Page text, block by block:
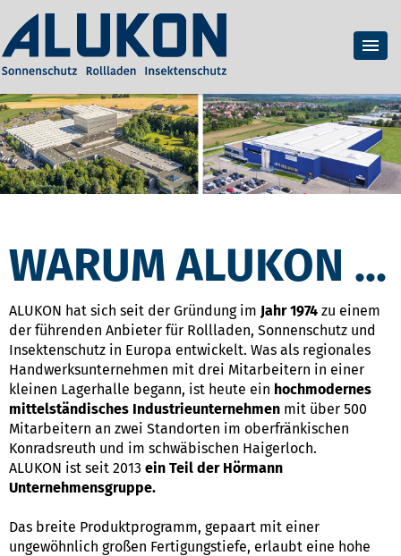
WARUM ALUKON ...
ALUKON hat sich seit der Gründung im Jahr 1974 zu einem
der führenden Anbieter für Rollladen, Sonnenschutz und
Insektenschutz in Europa entwickelt. Was als regionales
Handwerksunternehmen mit drei Mitarbeitern in einer
kleinen Lagerhalle begann, ist heute ein hochmodernes
mittelständisches Industrieunternehmen mit über 500
Mitarbeitern an zwei Standorten im oberfränkischen
Konradsreuth und im schwäbischen Haigerloch.
ALUKON ist seit 2013 ein Teil der Hörmann
Unternehmensgruppe.
Das breite Produktprogramm, gepaart mit einer
ungewöhnlich großen Fertigungstiefe, erlaubt eine hohe